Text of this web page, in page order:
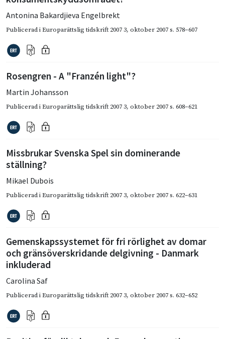
Antonina Bakardjieva Engelbrekt
Publicerad iEuroparättslig tidskrift 2007 3, oktober 2007s. 578–607
Rosengren - A "Franzén light"?
Martin Johansson
Publicerad iEuroparättslig tidskrift 2007 3, oktober 2007s. 608–621
Missbrukar Svenska Spel sin dominerande
ställning?
Mikael Dubois
Publicerad iEuroparättslig tidskrift 2007 3, oktober 2007s. 622–631
Gemenskapssystemet för fri rörlighet av domar
och gränsöverskridande delgivning - Danmark
inkluderad
Carolina Saf
Publicerad iEuroparättslig tidskrift 2007 3, oktober 2007s. 632–652